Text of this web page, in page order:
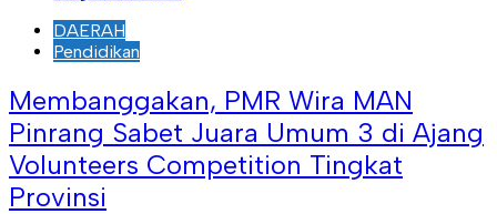
DAERAH
Pendidikan
Membanggakan, PMR Wira MAN
Pinrang Sabet Juara Umum 3 di Ajang
Volunteers Competition Tingkat
Provinsi